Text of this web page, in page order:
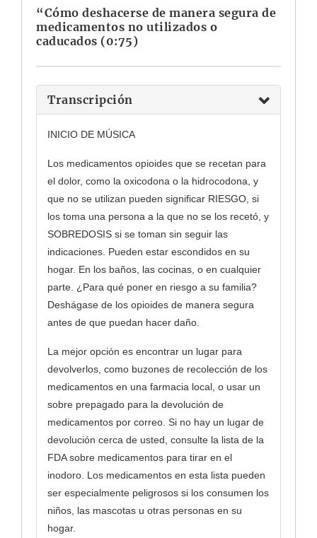
“Cómo deshacerse de manera segura de
medicamentos no utilizados o
caducados (0:75)
Transcripción
INICIO DE MÚSICA
Los medicamentos opioides que se recetan para
el dolor, como la oxicodona o la hidrocodona, y
que no se utilizan pueden significar RIESGO, si
los toma una persona a la que no se los recetó, y
SOBREDOSIS si se toman sin seguir las
indicaciones. Pueden estar escondidos en su
hogar. En los baños, las cocinas, o en cualquier
parte. ¿Para qué poner en riesgo a su familia?
Deshágase de los opioides de manera segura
antes de que puedan hacer daño.
La mejor opción es encontrar un lugar para
devolverlos, como buzones de recolección de los
medicamentos en una farmacia local, o usar un
sobre prepagado para la devolución de
medicamentos por correo. Si no hay un lugar de
devolución cerca de usted, consulte la lista de la
FDA sobre medicamentos para tirar en el
inodoro. Los medicamentos en esta lista pueden
ser especialmente peligrosos si los consumen los
niños, las mascotas u otras personas en su
hogar.